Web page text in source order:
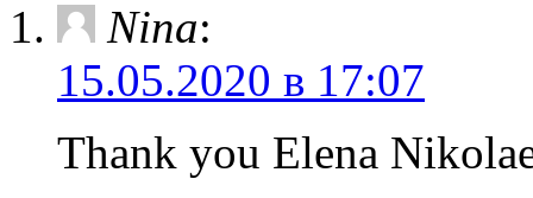
Nina:
15.05.2020 в 17:07
Thank you Elena